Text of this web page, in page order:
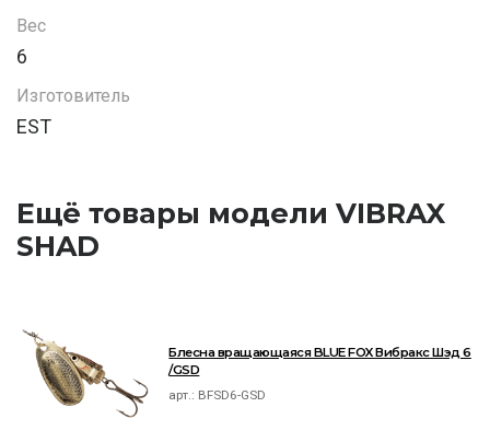
Вес
6
Изготовитель
EST
Ещё товары модели VIBRAX
SHAD
Блесна вращающаяся BLUE FOX Вибракс Шэд 6
/GSD
арт.: BFSD6-GSD